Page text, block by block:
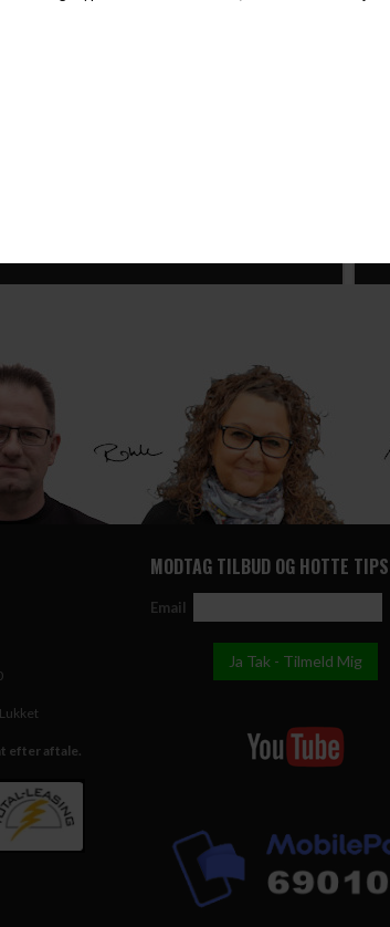
efter aftale.
MODTAG TILBUD OG HOTTE TIPS
Email